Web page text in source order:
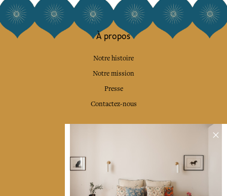
À propos
Notre histoire
Notre mission
Presse
Contactez-nous
Déco & Linge de maison
Linge de table
Sacs & pochettes